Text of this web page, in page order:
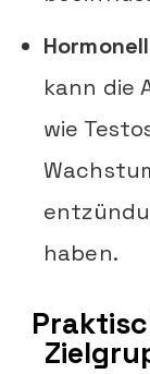
kann die
wie
haben.